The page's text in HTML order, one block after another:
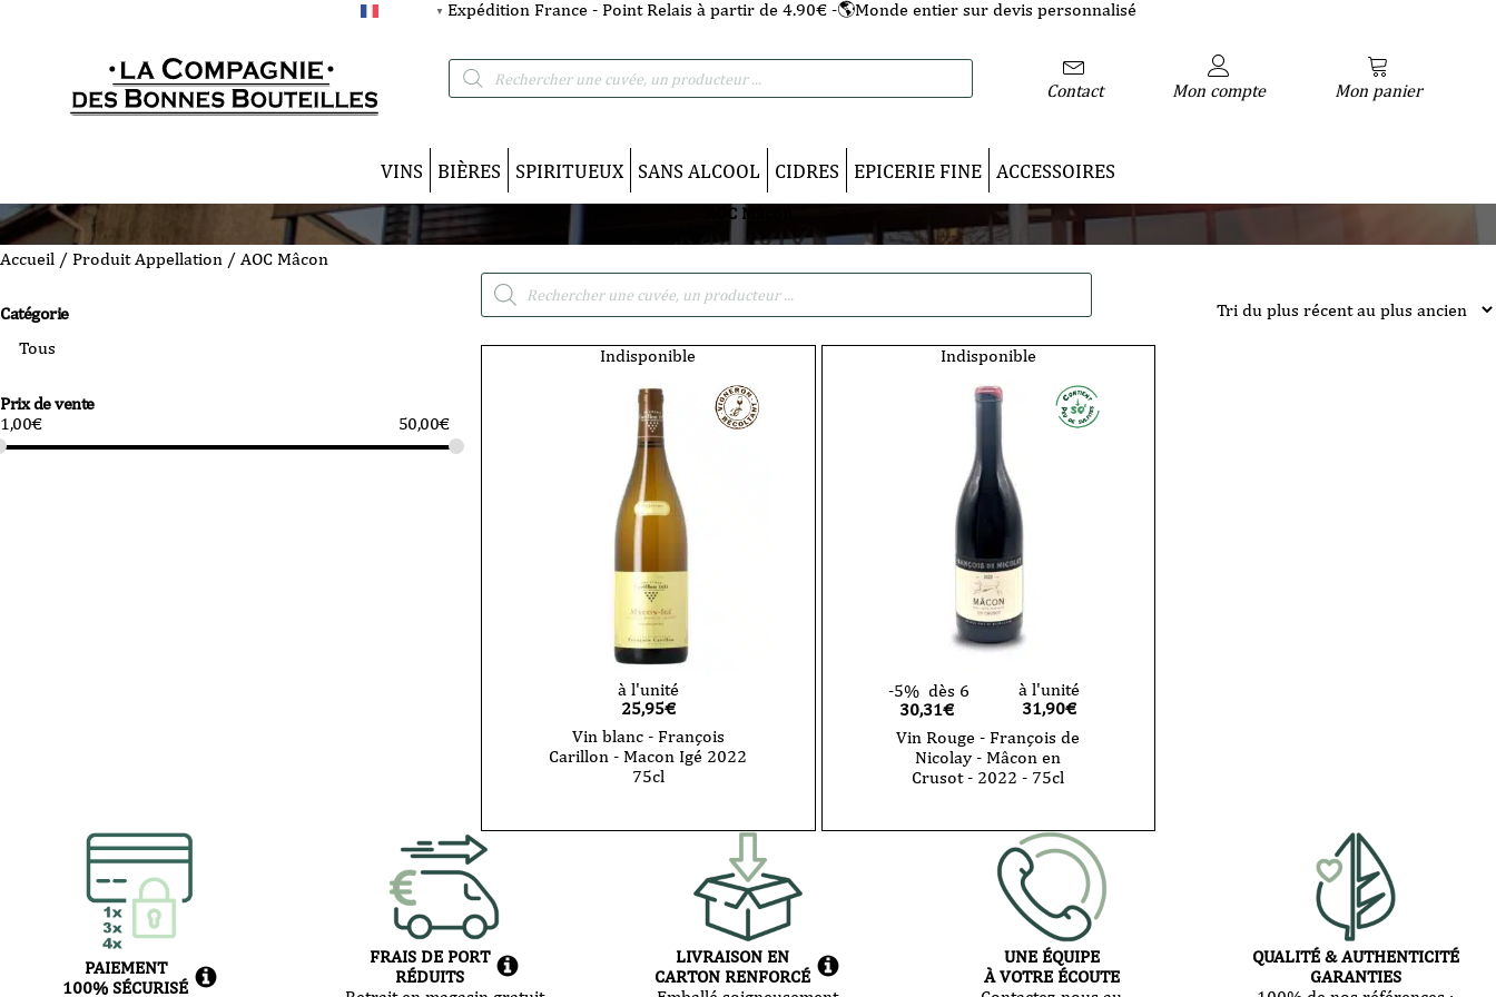
▼ Expédition France - Point Relais à partir de 4.90€ -🌎Monde entier sur devis personnalisé
Recherche
de
Contact Mon compte Mon panier
VINS BIÈRES SPIRITUEUX SANS ALCOOL CIDRES EPICERIE FINE ACCESSOIRES
AOC Mâcon
Accueil / Produit Appellation / AOC Mâcon
Recherche
Catégorie
Prix de vente
1,00€ 50,00€
Indisponible
à l'unité
25,95€
Vin blanc - François
Carillon - Macon Igé 2022
75cl
Indisponible
-5% dès 6
30,31€
à l'unité
31,90€
Vin Rouge - François de
Nicolay - Mâcon en
Crusot - 2022 - 75cl
PAIEMENT
100% SÉCURISÉ
FRAIS DE PORT
RÉDUITS
LIVRAISON EN
CARTON RENFORCÉ
UNE ÉQUIPE
À VOTRE ÉCOUTE
QUALITÉ & AUTHENTICITÉ
GARANTIES